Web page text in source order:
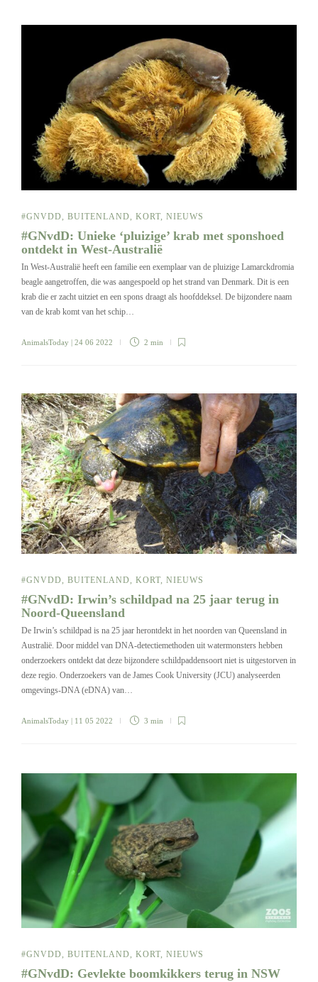
#GNVDD BUITENLAND KORT NIEUWS
#GNvdD: Unieke ‘pluizige’ krab met sponshoed
ontdekt in West-Australië
In West-Australië heeft een familie een exemplaar van de pluizige Lamarckdromia
beagle aangetroffen, die was aangespoeld op het strand van Denmark. Dit is een
krab die er zacht uitziet en een spons draagt als hoofddeksel. De bijzondere naam
van de krab komt van het schip…
AnimalsToday | 24 06 2022 2 min
#GNVDD, BUITENLAND, KORT, NIEUWS
#GNvdD: Irwin’s schildpad na 25 jaar terug in
Noord-Queensland
De Irwin’s schildpad is na 25 jaar herontdekt in het noorden van Queensland in
Australië. Door middel van DNA-detectiemethoden uit watermonsters hebben
onderzoekers ontdekt dat deze bijzondere schildpaddensoort niet is uitgestorven in
deze regio. Onderzoekers van de James Cook University (JCU) analyseerden
omgevings-DNA (eDNA) van…
AnimalsToday | 11 05 2022 3 min
#GNVDD, BUITENLAND, KORT, NIEUWS
#GNvdD: Gevlekte boomkikkers terug in NSW